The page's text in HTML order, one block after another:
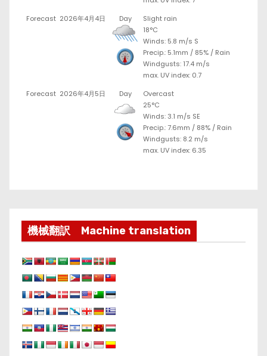
Forecast 2026年4月4日 Day
Slight rain
18°C
Winds: 5.8 m/s S
Precip.: 5.1mm / 85% / Rain
Windgusts: 17.4 m/s
max. UV index: 0.7
Forecast 2026年4月5日 Day
Overcast
25°C
Winds: 3.1 m/s SE
Precip.:7.6mm / 88% / Rain
Windgusts: 8.2 m/s
max. UV index: 6.35
機械翻訳 Machine translation